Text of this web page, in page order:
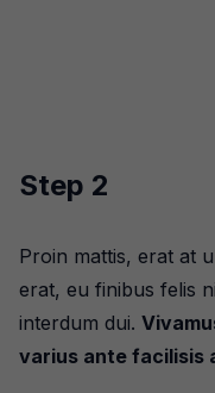
Step 2
Proin mattis, erat at
erat, eu finibus felis
interdum dui.
varius ante facilisis